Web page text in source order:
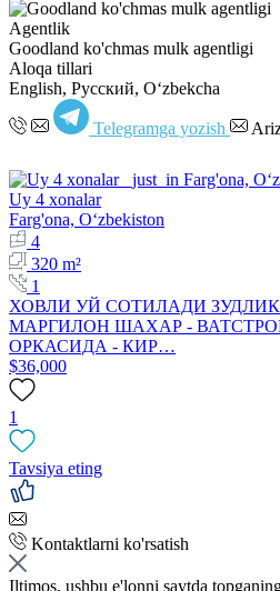
Agentlik
Goodland ko'chmas mulk agentligi
Aloqa tillari
English, Русский, Oʻzbekcha
Telegramga yozish
Uy 4 xonalar
Farg'ona, Oʻzbekiston
4
320 m²
1
ХОВЛИ УЙ СОТИЛАДИ
МАРГИЛОН ШАХАР -
ОРКАСИДА - КИР…
$36,000
1
Tavsiya eting
Kontaktlarni ko'rsatish
Iltimos, ushbu e'lonni saytda